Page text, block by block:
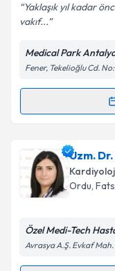
Kişisel
Yaklaşık yıl kadar
vakıf...
Medical Park
Fener, Tekelioğlu Cd.
Randevu
Uzm. Dr. Akif
oluşturun. Size
takvim
Uzm.
Ordu,
Özel Medi-Tech
Avrasya A.Ş. Evkaf